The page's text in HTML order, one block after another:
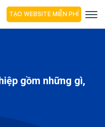
TẠO WEBSITE MIỄN PHÍ
gồm những gì,